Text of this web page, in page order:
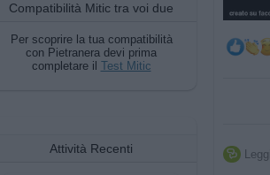
Compatibilità Mitic tra voi due
Per scoprire la tua compatibilità
con Pietranera devi prima
completare il Test Mitic
Attività Recenti 